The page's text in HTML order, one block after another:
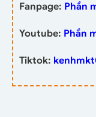
Fanpage: Phần
Youtube: Phần
Tiktok: